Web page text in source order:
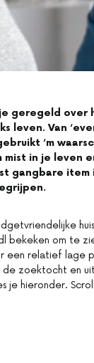
geregeld over
leven. Van
‘m
in je leven
gangbare
bekeken om te
een relatief lage
de zoektocht en
je hieronder.